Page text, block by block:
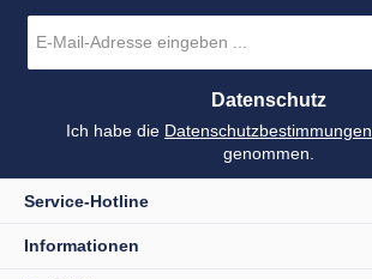
Mail-
*
Datenschutz
Ich habe die Datenschutzbestimmungen
genommen.
Service-Hotline
Informationen